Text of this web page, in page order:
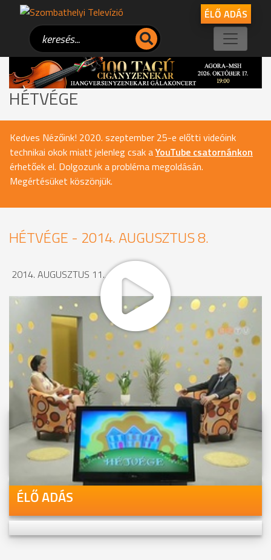
ÉLŐ ADÁS
HÉTVÉGE
Kedves Nézőink! 2020. szeptember 25-e előtti videóink
technikai okok miatt jelenleg csak aYouTube csatornánkon
érhetőek el. Dolgozunk a probléma megoldásán.
Megértésüket köszönjük.
HÉTVÉGE - 2014. AUGUSZTUS 8.
2014. AUGUSZTUS 11., 16:02
MEGOSZTÁS
Videóink megtekinthetőek
Youtube-csatornánkon is!
ÉLŐ ADÁS